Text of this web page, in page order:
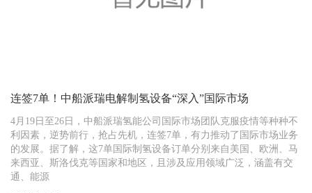
连签7单！中船派瑞电解制氢设备“深入”国际市场
4月19日至26日，中船派瑞氢能公司国际市场团队克服疫情等种种不
利因素，逆势前行，抢占先机，连签7单，有力推动了国际市场业务
的发展。据了解，这7单国际制氢设备订单分别来自美国、欧洲、马
来西亚、斯洛伐克等国家和地区，且涉及应用领域广泛，涵盖有交
通、能源